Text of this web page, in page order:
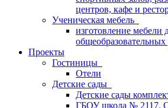
центров, кафе и
Ученическая мебель
изготовление мебели
Проекты
Гостиницы
Отели
Детские сады
Детские сады
ГБОУ школа № 2117.